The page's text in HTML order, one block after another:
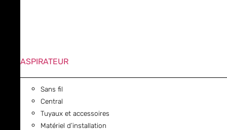
ASPIRATEUR
Sans fil
Central
Tuyaux et accessoires
Matériel d’installation